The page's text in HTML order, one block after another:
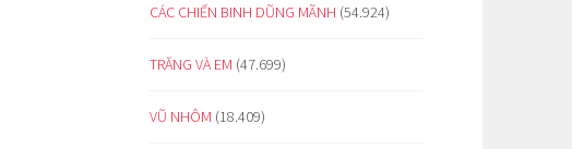
CÁC CHIẾN BINH DŨNG MÃNH (54.924)
TRĂNG VÀ EM (47.699)
VŨ NHÔM (18.409)